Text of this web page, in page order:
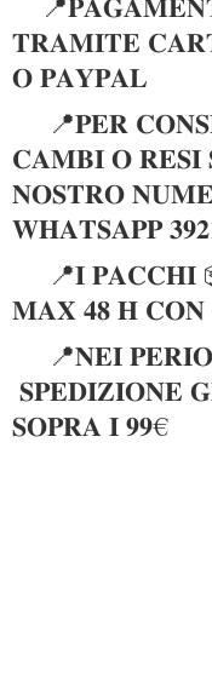
𝐓𝐑𝐀𝐌𝐈𝐓𝐄
𝐎 𝐏𝐀𝐘𝐏𝐀𝐋
📍𝐏𝐄𝐑
𝐂𝐀𝐌𝐁𝐈 𝐎 𝐑𝐄𝐒𝐈
𝐍𝐎𝐒𝐓𝐑𝐎
𝐖𝐇𝐀𝐓𝐒𝐀𝐏𝐏
📍𝐈 𝐏𝐀𝐂𝐂𝐇𝐈
𝐌𝐀𝐗 𝟒𝟖 𝐇 𝐂𝐎𝐍
📍𝐍𝐄𝐈
𝐒𝐏𝐄𝐃𝐈𝐙𝐈𝐎𝐍𝐄
𝐒𝐎𝐏𝐑𝐀 𝐈 𝟗𝟗€